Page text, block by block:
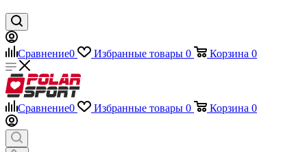
Сравнение0 Избранные товары 0 Корзина 0
Сравнение0 Избранные товары 0 Корзина 0